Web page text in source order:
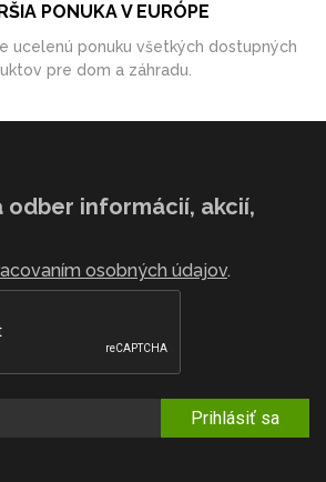
PONUKA V EURÓPE
ucelenú ponuku všetkých dostupných
pre dom a záhradu.
odber informácií, akcií,
osobných údajov.
Prihlásiť sa